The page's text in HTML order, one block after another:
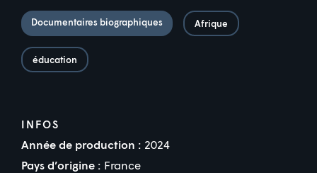
Documentaires biographiques Afrique
éducation
INFOS
Année de production : 2024
Pays d’origine : France